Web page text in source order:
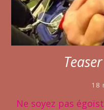
18
Ne soyez pas